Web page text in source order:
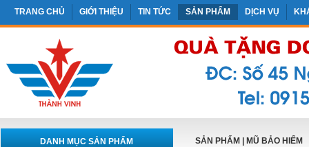
TRANG CHỦ GIỚI THIỆU TIN TỨC SẢN PHẨM DỊCH VỤ
DANH MỤC SẢN PHẨM SẢN PHẨM MŨ BẢO HIỂM